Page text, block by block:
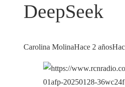
DeepSeek
Carolina MolinaHace 2 años